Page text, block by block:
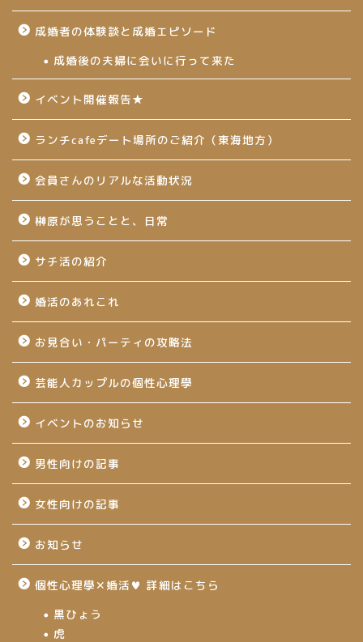
成婚者の体験談と成婚エピソード
成婚後の夫婦に会いに行って来た
イベント開催報告★
ランチcafeデート場所のご紹介（東海地方）
会員さんのリアルな活動状況
榊原が思うことと、日常
サチ活の紹介
婚活のあれこれ
お見合い・パーティの攻略法
芸能人カップルの個性心理學
イベントのお知らせ
男性向けの記事
女性向けの記事
お知らせ
個性心理學✕婚活♥ 詳細はこちら
黒ひょう
虎